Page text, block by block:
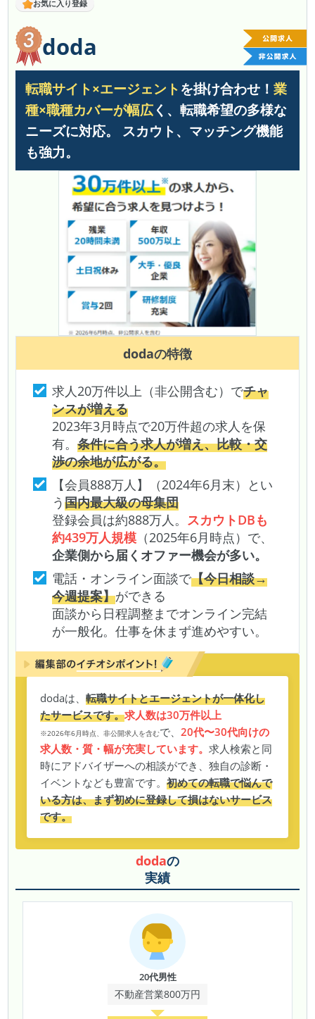
お気に入り登録
doda
転職サイト×エージェントを掛け合わせ！ 業
種×職種カバーが幅広く、転職希望の多様な
ニーズに対応。 スカウト、マッチング機能
も強力。
dodaの特徴
求人20万件以上（非公開含む）でチャ
ンスが増える
2023年3月時点で20万件超の求人を保
有。条件に合う求人が増え、比較・交
渉の余地が広がる。
【会員888万人】（2024年6月末）とい
う国内最大級の母集団
登録会員は約888万人。 スカウトDBも
約439万人規模 （2025年6月時点）で、
企業側から届くオファー機会が多い。
電話・オンライン面談で【今日相談→
今週提案】ができる
面談から日程調整までオンライン完結
が一般化。仕事を休まず進めやすい。
dodaは、転職サイトとエージェントが一体化し
たサービスです。求人数は30万件以上
※2026年6月時点、非公開求人を含むで、20代〜30代向けの
求人数・質・幅が充実しています。求人検索と同
時にアドバイザーへの相談ができ、独自の診断・
イベントなども豊富です。初めての転職で悩んで
いる方は、まず初めに登録して損はないサービス
です。
dodaの
実績
20代男性
不動産営業800万円